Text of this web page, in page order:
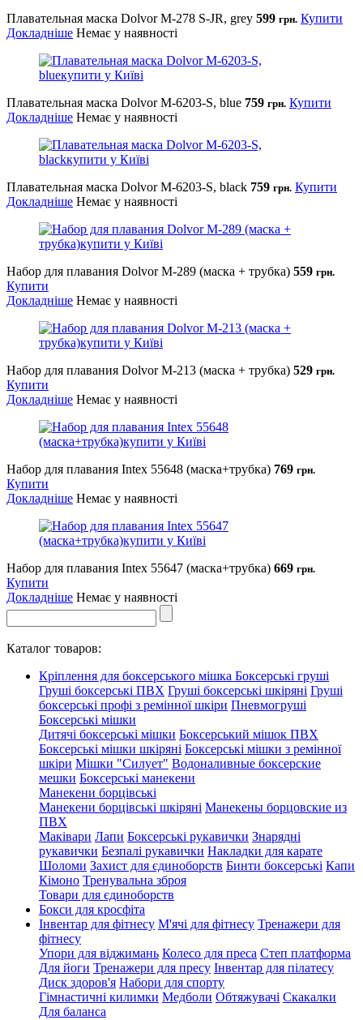
Плавательная маска Dolvor M-278 S-JR, grey 599 грн. Купити
Докладніше Немає у наявності
Плавательная маска Dolvor M-6203-S, blue 759 грн. Купити
Докладніше Немає у наявності
Плавательная маска Dolvor M-6203-S, black 759 грн. Купити
Докладніше Немає у наявності
Набор для плавания Dolvor M-289 (маска + трубка) 559 грн.
Купити
Докладніше Немає у наявності
Набор для плавания Dolvor M-213 (маска + трубка) 529 грн.
Купити
Докладніше Немає у наявності
Набор для плавания Intex 55648 (маска+трубка) 769 грн.
Купити
Докладніше Немає у наявності
Набор для плавания Intex 55647 (маска+трубка) 669 грн.
Купити
Докладніше Немає у наявності
Каталог товаров:
Кріплення для боксерського мішка Боксерські груші
Груші боксерські ПВХ Груші боксерські шкіряні Груші
боксерські профі з ремінної шкіри Пневмогруші
Боксерські мішки
Дитячі боксерські мішки Боксерський мішок ПВХ
Боксерські мішки шкіряні Боксерські мішки з ремінної
шкіри Мішки "Силует" Водоналивные боксерские
мешки Боксерські манекени
Манекени борцівські
Манекени борцівські шкіряні Манекены борцовские из
ПВХ
Маківари Лапи Боксерські рукавички Знарядні
рукавички Безпалі рукавички Накладки для карате
Шоломи Захист для єдиноборств Бинти боксерські Капи
Кімоно Тренувальна зброя
Товари для єдиноборств
Бокси для кросфіта
Інвентар для фітнесу М'ячі для фітнесу Тренажери для
фітнесу
Упори для віджимань Колесо для преса Степ платформа
Для йоги Тренажери для пресу Інвентар для пілатесу
Диск здоров'я Набори для спорту
Гімнастичні килимки Медболи Обтяжувачі Скакалки
Для баланса